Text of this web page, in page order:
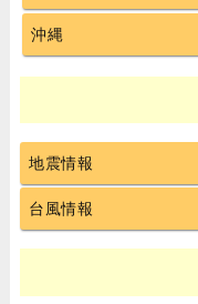
沖縄
地震情報
台風情報